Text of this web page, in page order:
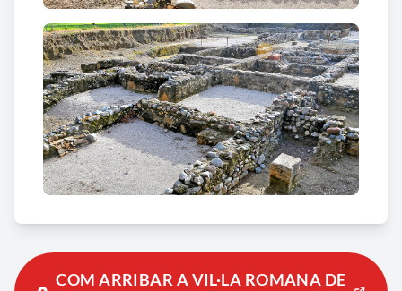
habitacions i estances, cuina, latrines, banys
(caldarium,laconicumaixí com unfrigidariumfora
la casa en un annex cobert), pou, un forn on produir
ceràmiques, un possible jardí i un petit hort per a
l'horticultura.
La part residencial tenia també forma de U, però no
tant pronunciada com la de lapars rusticai d'unes
vorejant la cara interna de la U que faria de
passadís i element connector entre estances.
COM ARRIBAR A VIL·LA ROMANA DE